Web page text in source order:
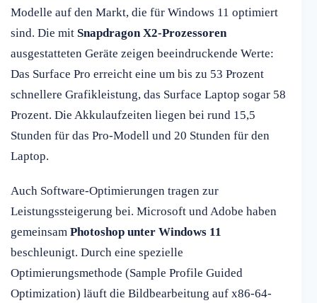
Modelle auf den Markt, die für Windows 11 optimiert
sind. Die mit Snapdragon X2-Prozessoren
ausgestatteten Geräte zeigen beeindruckende Werte:
Das Surface Pro erreicht eine um bis zu 53 Prozent
schnellere Grafikleistung, das Surface Laptop sogar 58
Prozent. Die Akkulaufzeiten liegen bei rund 15,5
Stunden für das Pro-Modell und 20 Stunden für den
Laptop.
Auch Software-Optimierungen tragen zur
Leistungssteigerung bei. Microsoft und Adobe haben
gemeinsam Photoshop unter Windows 11
beschleunigt. Durch eine spezielle
Optimierungsmethode (Sample Profile Guided
Optimization) läuft die Bildbearbeitung auf x86-64-